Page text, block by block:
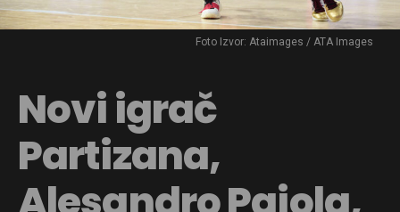
Foto Izvor: Ataimages / ATA Images
Novi igrač
Partizana,